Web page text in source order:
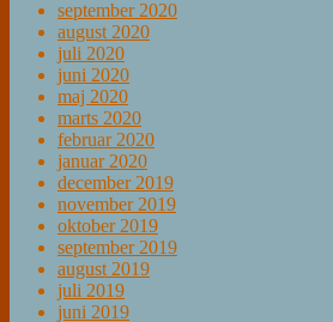
september 2020
august 2020
juli 2020
juni 2020
maj 2020
marts 2020
februar 2020
januar 2020
december 2019
november 2019
oktober 2019
september 2019
august 2019
juli 2019
juni 2019